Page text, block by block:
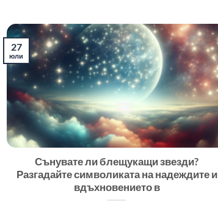
Сънувате ли блещукащи звезди?
Разгадайте символиката на надеждите и
вдъхновението в
27
юли